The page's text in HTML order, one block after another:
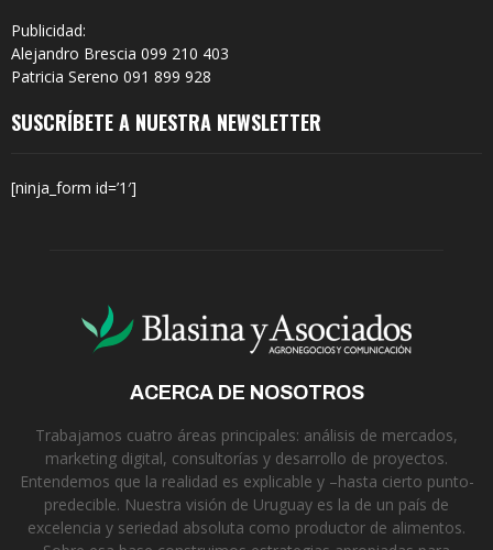
Publicidad:
Alejandro Brescia 099 210 403
Patricia Sereno 091 899 928
SUSCRÍBETE A NUESTRA NEWSLETTER
[ninja_form id=’1′]
ACERCA DE NOSOTROS
Trabajamos cuatro áreas principales: análisis de mercados,
marketing digital, consultorías y desarrollo de proyectos.
Entendemos que la realidad es explicable y –hasta cierto punto-
predecible. Nuestra visión de Uruguay es la de un país de
excelencia y seriedad absoluta como productor de alimentos.